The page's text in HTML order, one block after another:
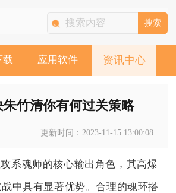
搜索
载 应用软件 资讯中心
竹清你有何过关策略
更新时间：2023-11-15 13:00:08
系魂师的核心输出角色，其高爆
中具有显著优势。合理的魂环搭